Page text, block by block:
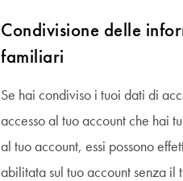
Condivisione delle
familiari
Se hai condiviso i tuoi dati di
accesso al tuo account che hai
al tuo account, essi possono
abilitata sul tuo account senza il